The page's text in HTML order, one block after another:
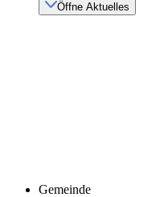
Öffne Aktuelles
Gemeinde